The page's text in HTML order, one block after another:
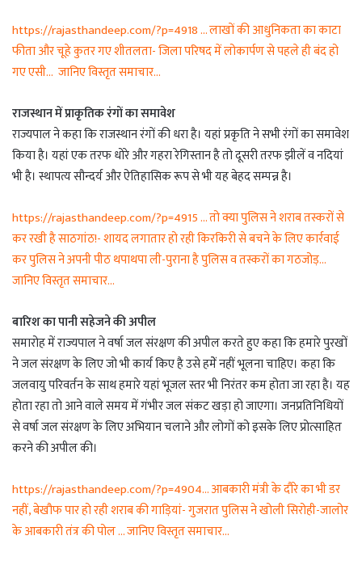
https://rajasthandeep.com/?p=4918 … लाखों की आधुनिकता का काटा
फीता और चूहे कुतर गए शीतलता- जिला परिषद में लोकार्पण से पहले ही बंद हो
गए एसी… जानिए विस्तृत समाचार…
राजस्थान में प्राकृतिक रंगों का समावेश
राज्यपाल ने कहा कि राजस्थान रंगों की धरा है। यहां प्रकृति ने सभी रंगों का समावेश
किया है। यहां एक तरफ धोरे और गहरा रेगिस्तान है तो दूसरी तरफ झीलें व नदियां
भी है। स्थापत्य सौन्दर्य और ऐतिहासिक रूप से भी यह बेहद सम्पन्न है।
https://rajasthandeep.com/?p=4915 … तो क्या पुलिस ने शराब तस्करों से
कर रखी है साठगांठ!- शायद लगातार हो रही किरकिरी से बचने के लिए कार्रवाई
कर पुलिस ने अपनी पीठ थपाथपा ली-पुराना है पुलिस व तस्करों का गठजोड़…
जानिए विस्तृत समाचार…
बारिश का पानी सहेजने की अपील
समारोह में राज्यपाल ने वर्षा जल संरक्षण की अपील करते हुए कहा कि हमारे पुरखों
ने जल संरक्षण के लिए जो भी कार्य किए है उसे हमेें नहीं भूलना चाहिए। कहा कि
जलवायु परिवर्तन के साथ हमारे यहां भूजल स्तर भी निरंतर कम होता जा रहा है। यह
होता रहा तो आने वाले समय में गंभीर जल संकट खड़ा हो जाएगा। जनप्रतिनिधियों
से वर्षा जल संरक्षण के लिए अभियान चलाने और लोगों को इसके लिए प्रोत्साहित
करने की अपील की।
https://rajasthandeep.com/?p=4904… आबकारी मंत्री के दौरे का भी डर
नहीं, बेखौफ पार हो रही शराब की गाड़ियां- गुजरात पुलिस ने खोली सिरोही-जालोर
के आबकारी तंत्र की पोल … जानिए विस्तृत समाचार…